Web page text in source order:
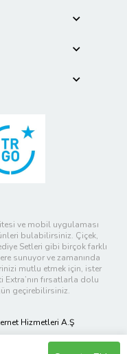
ve mobil uygulaması
bulabilirsiniz. Çiçek,
Setleri gibi birçok farklı
sunuyor ve zamanında
mutlu etmek için, ister
fırsatlarla dolu
geçirebilirsiniz.
Hizmetleri A.Ş